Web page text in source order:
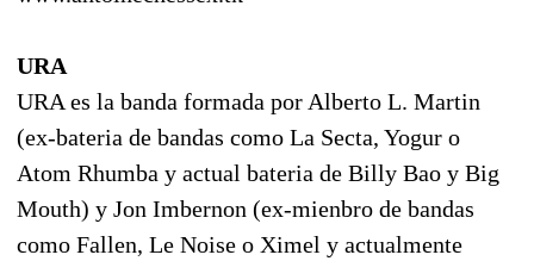
URA
URA es la banda formada por Alberto L. Martin
(ex-bateria de bandas como La Secta, Yogur o
Atom Rhumba y actual bateria de Billy Bao y Big
Mouth) y Jon Imbernon (ex-mienbro de bandas
como Fallen, Le Noise o Ximel y actualmente